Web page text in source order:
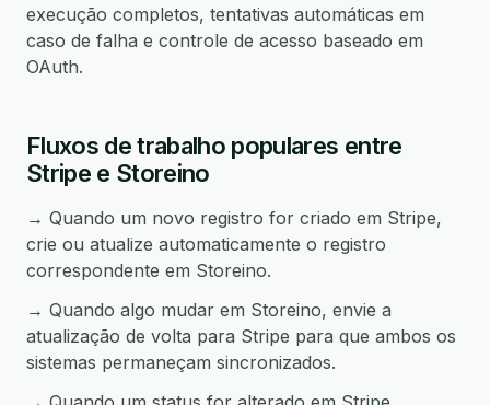
execução completos, tentativas automáticas em
caso de falha e controle de acesso baseado em
OAuth.
Fluxos de trabalho populares entre
Stripe e Storeino
→ Quando um novo registro for criado em Stripe,
crie ou atualize automaticamente o registro
correspondente em Storeino.
→ Quando algo mudar em Storeino, envie a
atualização de volta para Stripe para que ambos os
sistemas permaneçam sincronizados.